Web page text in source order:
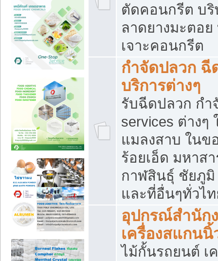
ตัดคอนกรีต บริ
ลาดยางมะตอ
เจาะคอนกรีต
กำจัดปลวก ฉี
บริการต่างๆ
รับฉีดปลวก กำ
services ต่าง
แมลงสาบ ใน
ร้อยเอ็ด มหาส
กาฬสินธุ์ ชัยภู
และที่อื่นๆทั่วไ
อุปกรณ์สำนัก
เครื่องสแกนนิ้
ไม้กั้นรถยนต์ เ